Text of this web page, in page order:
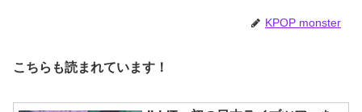
KPOP monster
こちらも読まれています！